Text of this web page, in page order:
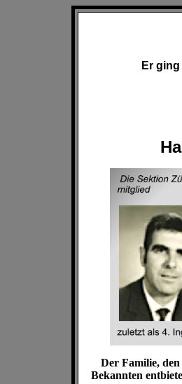
Er
Der Familie,
Bekannten